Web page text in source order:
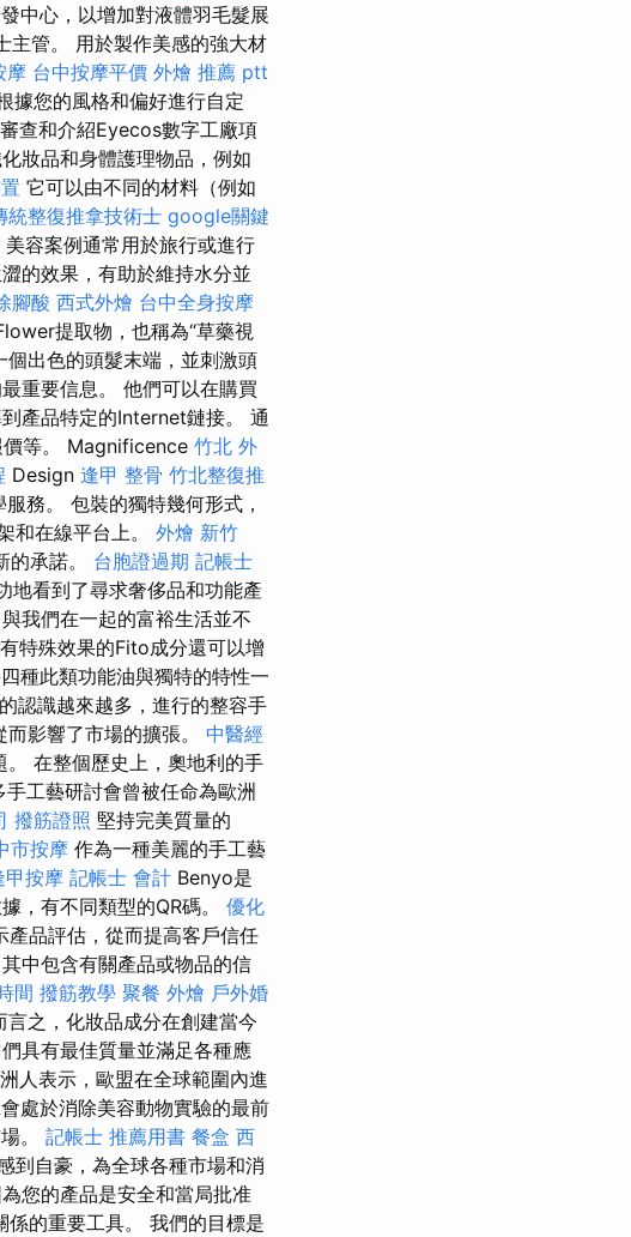
中心，以增加對液體羽毛髮展
主管。 用於製作美感的強大材
摩 台中按摩平價 外燴 推薦 ptt
據您的風格和偏好進行自定
查和介紹Eyecos數字工廠項
妝品和身體護理物品，例如
它可以由不同的材料（例如
統整復推拿技術士 google關鍵
美容案例通常用於旅行或進行
的效果，有助於維持水分​​並
腳酸 西式外燴 台中全身按摩
提取物，也稱為“草藥視
個出色的頭髮末端，並刺激頭
重要信息。 他們可以在購買
產品特定的Internet鏈接。 通
價等。 Magnificence 竹北 外
Design 逢甲 整骨 竹北整復推
務。 包裝的獨特幾何形式，
和在線平台上。 外燴 新竹
的承諾。 台胞證過期 記帳士
地看到了尋求奢侈品和功能產
我們在一起的富裕生活並不
特殊效果的Fito成分還可以增
種此類功能油與獨特的特性一
認識越來越多，進行的整容手
影響了市場的擴張。 中醫經
在整個歷史上，奧地利的手
手工藝研討會曾被任命為歐洲
撥筋證照 堅持完美質量的
市按摩 作為一種美麗的手工藝
甲按摩 記帳士 會計 Benyo是
，有不同類型的QR碼。 優化
產品評估，從而提高客戶信任
中包含有關產品或物品的信
間 撥筋教學 聚餐 外燴 戶外婚
之，化妝品成分在創建當今
具有最佳質量並滿足各種應
人表示，歐盟在全球範圍內進
處於消除美容動物實驗的最前
。 記帳士 推薦用書 餐盒 西
到自豪，為全球各種市場和消
您的產品是安全和當局批准
係的重要工具。 我們的目標是